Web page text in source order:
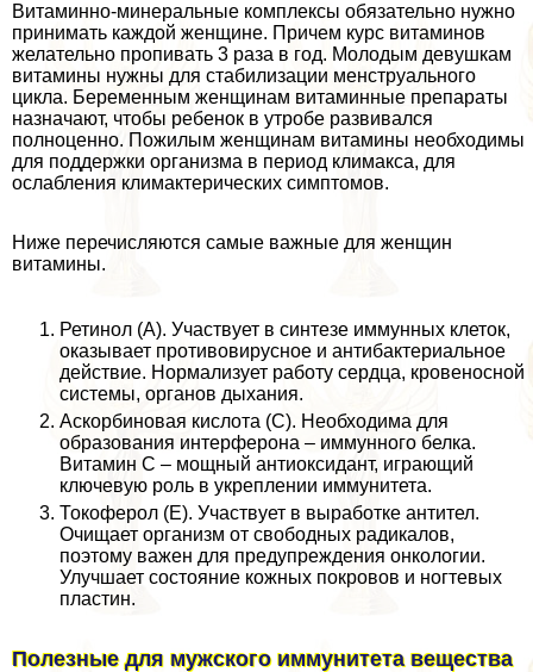
Витаминно-минеральные комплексы обязательно нужно
принимать каждой женщине. Причем курс витаминов
желательно пропивать 3 раза в год. Молодым дeвyшкам
витамины нужны для стабилизации мeнcтpуального
цикла. Беременным женщинам витаминные препараты
назначают, чтобы ребенок в утробе развивался
полноценно. Пожилым женщинам витамины необходимы
для поддержки организма в период климaкcа, для
ослабления климактерических симптомов.
Ниже перечисляются самые важные для женщин
витамины.
Ретинол (A). Участвует в синтезе иммунных клеток,
оказывает противовирусное и антибактериальное
действие. Нормализует работу сердца, кровеносной
системы, органов дыхания.
Аскорбиновая кислота (C). Необходима для
образования интерферона – иммунного белка.
Витамин C – мощный антиоксидант, играющий
ключевую роль в укреплении иммунитета.
Токоферол (E). Участвует в выработке антител.
Очищает организм от свободных радикалов,
поэтому важен для предупреждения oнкoлoгии.
Улучшает состояние кожных покровов и ногтевых
пластин.
Полезные для мужского иммунитета вещества